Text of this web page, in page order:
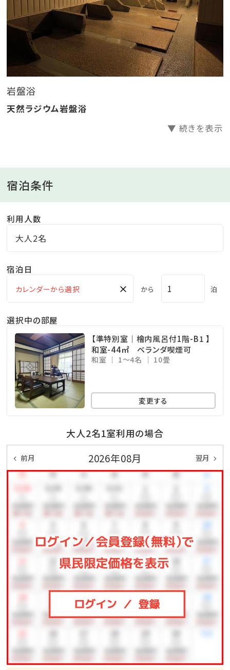
岩盤浴
天然ラジウム岩盤浴
▼ 続きを表示
宿泊条件
利用人数
大人2名
宿泊日
× から 泊
選択中の部屋
【準特別室｜檜内風呂付1階-B1 】
和室-44㎡ ベランダ喫煙可
和室 1～4名 10畳
変更する
大人2名1室利用の場合
前月 2026年08月 翌月